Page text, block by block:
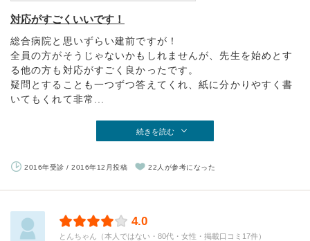
対応がすごくいいです！
総合病院と思いずらい建前ですが！
全員の方がそうじゃないかもしれませんが、先生を始めとす
る他の方も対応がすごく良かったです。
疑問とすることも一つずつ答えてくれ、紙に分かりやすく書
いてもくれて非常...
続きを読む
2016年受診 / 2016年12月投稿 22人が参考になった
4.0
とんちゃん（本人ではない・80代・女性・掲載口コミ17件）